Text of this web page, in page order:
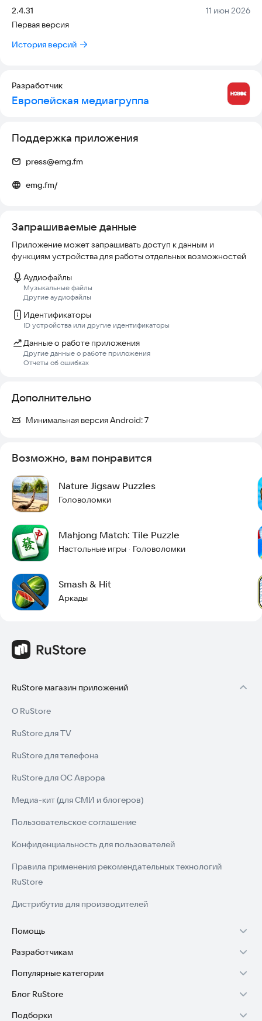
Версия:
2.4.31 Дата:
11 июн 2026
Первая версия
История версий
Разработчик
Европейская медиагруппа
Поддержка приложения
press@emg.fm
emg.fm/
Запрашиваемые данные
Приложение может запрашивать доступ к данным и
функциям устройства для работы отдельных возможностей
Аудиофайлы
Музыкальные файлы
Другие аудиофайлы
Идентификаторы
ID устройства или другие идентификаторы
Данные о работе приложения
Другие данные о работе приложения
Отчеты об ошибках
Дополнительно
Минимальная версия Android:7
Возможно, вам понравится
Nature Jigsaw Puzzles
Головоломки
Mahjong Match: Tile Puzzle
Настольные игры · Головоломки
Smash & Hit
Аркады
RuStore магазин приложений
О RuStore
RuStore для TV
RuStore для телефона
RuStore для ОС Аврора
Медиа-кит (для СМИ и блогеров)
Пользовательское соглашение
Конфиденциальность для пользователей
Правила применения рекомендательных технологий
RuStore
Дистрибутив для производителей
Помощь
Установка RuStore на TV
Установка RuStore на телефон
Установка RuStore в машину
Разработчикам
Зарабатывать с RuStore
Стать разработчиком
Популярные категории
Игры для Android
Приложения банков
Блог RuStore
Обзоры игр для Android 2025
Подборки